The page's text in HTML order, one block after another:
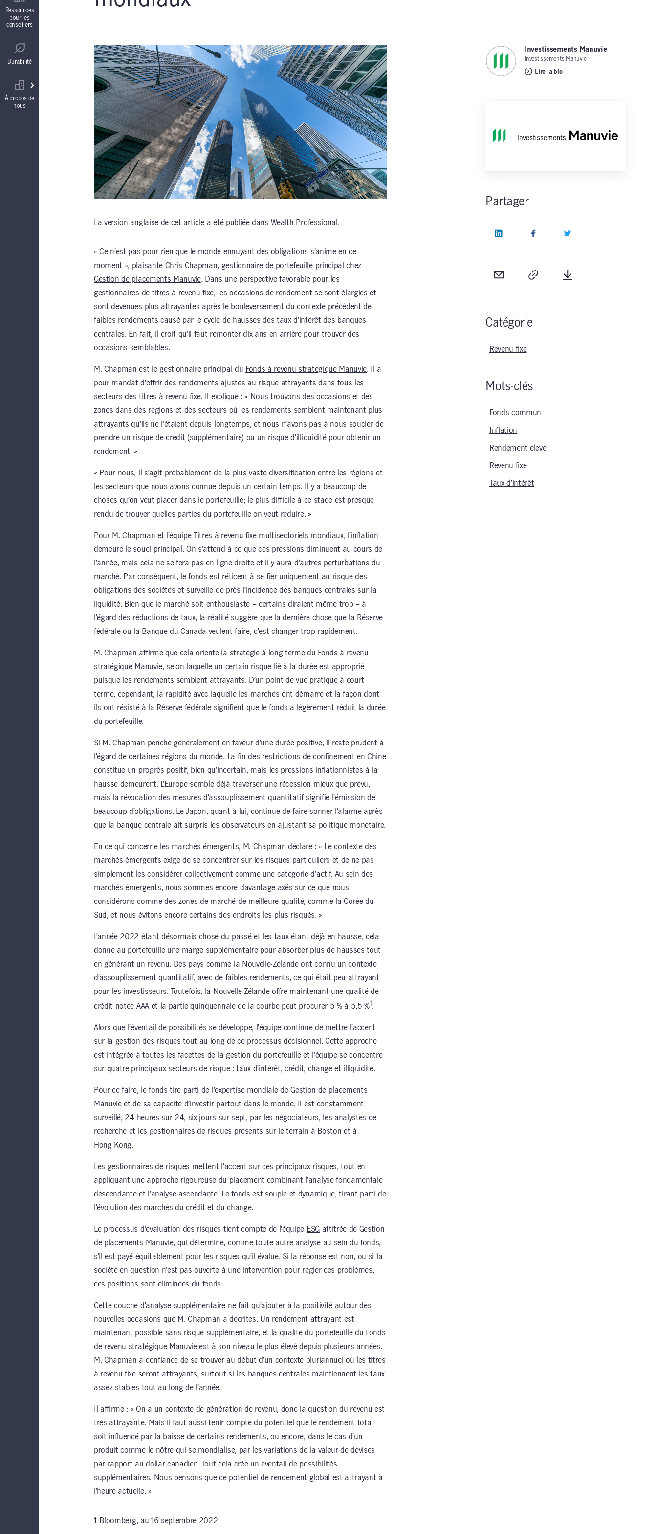
Contrats de fonds distincts
Ressources
pour les
conseillers
Votre équipe commerciale
Durabilité
À propos de
nous
La version anglaise de cet article a été publiée dans Wealth Professional .
« Ce n’est pas pour rien que le monde ennuyant des obligations s’anime en ce
moment », plaisante Chris Chapman, gestionnaire de portefeuille principal chez
Gestion de placements Manuvie. Dans une perspective favorable pour les
gestionnaires de titres à revenu fixe, les occasions de rendement se sont élargies et
sont devenues plus attrayantes après le bouleversement du contexte précédent de
faibles rendements causé par le cycle de hausses des taux d’intérêt des banques
centrales. En fait, il croit qu’il faut remonter dix ans en arrière pour trouver des
occasions semblables.
M. Chapman est le gestionnaire principal du Fonds à revenu stratégique Manuvie. Il a
pour mandat d’offrir des rendements ajustés au risque attrayants dans tous les
secteurs des titres à revenu fixe. Il explique : « Nous trouvons des occasions et des
zones dans des régions et des secteurs où les rendements semblent maintenant plus
attrayants qu’ils ne l’étaient depuis longtemps, et nous n’avons pas à nous soucier de
prendre un risque de crédit (supplémentaire) ou un risque d’illiquidité pour obtenir un
rendement. »
« Pour nous, il s’agit probablement de la plus vaste diversification entre les régions et
les secteurs que nous avons connue depuis un certain temps. Il y a beaucoup de
choses qu’on veut placer dans le portefeuille; le plus difficile à ce stade est presque
rendu de trouver quelles parties du portefeuille on veut réduire. »
Pour M. Chapman et l’équipe Titres à revenu fixe multisectoriels mondiaux, l’inflation
demeure le souci principal. On s’attend à ce que ces pressions diminuent au cours de
l’année, mais cela ne se fera pas en ligne droite et il y aura d’autres perturbations du
marché. Par conséquent, le fonds est réticent à se fier uniquement au risque des
obligations des sociétés et surveille de près l’incidence des banques centrales sur la
liquidité. Bien que le marché soit enthousiaste – certains diraient même trop – à
l’égard des réductions de taux, la réalité suggère que la dernière chose que la Réserve
fédérale ou la Banque du Canada veulent faire, c’est changer trop rapidement.
M. Chapman affirme que cela oriente la stratégie à long terme du Fonds à revenu
stratégique Manuvie, selon laquelle un certain risque lié à la durée est approprié
puisque les rendements semblent attrayants. D’un point de vue pratique à court
terme, cependant, la rapidité avec laquelle les marchés ont démarré et la façon dont
ils ont résisté à la Réserve fédérale signifient que le fonds a légèrement réduit la durée
du portefeuille.
Si M. Chapman penche généralement en faveur d’une durée positive, il reste prudent à
l’égard de certaines régions du monde. La fin des restrictions de confinement en Chine
constitue un progrès positif, bien qu’incertain, mais les pressions inflationnistes à la
hausse demeurent. L’Europe semble déjà traverser une récession mieux que prévu,
mais la révocation des mesures d’assouplissement quantitatif signifie l’émission de
beaucoup d’obligations. Le Japon, quant à lui, continue de faire sonner l’alarme après
que la banque centrale ait surpris les observateurs en ajustant sa politique monétaire.
En ce qui concerne les marchés émergents, M. Chapman déclare : « Le contexte des
marchés émergents exige de se concentrer sur les risques particuliers et de ne pas
simplement les considérer collectivement comme une catégorie d’actif. Au sein des
marchés émergents, nous sommes encore davantage axés sur ce que nous
considérons comme des zones de marché de meilleure qualité, comme la Corée du
Sud, et nous évitons encore certains des endroits les plus risqués. »
L’année 2022 étant désormais chose du passé et les taux étant déjà en hausse, cela
donne au portefeuille une marge supplémentaire pour absorber plus de hausses tout
en générant un revenu. Des pays comme la Nouvelle-Zélande ont connu un contexte
d’assouplissement quantitatif, avec de faibles rendements, ce qui était peu attrayant
pour les investisseurs. Toutefois, la Nouvelle-Zélande offre maintenant une qualité de
crédit notée AAA et la partie quinquennale de la courbe peut procurer 5 % à 5,5 %1 .
Alors que l’éventail de possibilités se développe, l’équipe continue de mettre l’accent
sur la gestion des risques tout au long de ce processus décisionnel. Cette approche
est intégrée à toutes les facettes de la gestion du portefeuille et l’équipe se concentre
sur quatre principaux secteurs de risque : taux d’intérêt, crédit, change et illiquidité.
Pour ce faire, le fonds tire parti de l’expertise mondiale de Gestion de placements
Manuvie et de sa capacité d’investir partout dans le monde. Il est constamment
surveillé, 24 heures sur 24, six jours sur sept, par les négociateurs, les analystes de
recherche et les gestionnaires de risques présents sur le terrain à Boston et à
Hong Kong.
Les gestionnaires de risques mettent l’accent sur ces principaux risques, tout en
appliquant une approche rigoureuse du placement combinant l’analyse fondamentale
descendante et l’analyse ascendante. Le fonds est souple et dynamique, tirant parti de
l’évolution des marchés du crédit et du change.
Le processus d’évaluation des risques tient compte de l’équipe ESGattitrée de Gestion
de placements Manuvie, qui détermine, comme toute autre analyse au sein du fonds,
s’il est payé équitablement pour les risques qu’il évalue. Si la réponse est non, ou si la
société en question n’est pas ouverte à une intervention pour régler ces problèmes,
ces positions sont éliminées du fonds.
Cette couche d’analyse supplémentaire ne fait qu’ajouter à la positivité autour des
nouvelles occasions que M. Chapman a décrites. Un rendement attrayant est
maintenant possible sans risque supplémentaire, et la qualité du portefeuille du Fonds
de revenu stratégique Manuvie est à son niveau le plus élevé depuis plusieurs années.
M. Chapman a confiance de se trouver au début d’un contexte pluriannuel où les titres
à revenu fixe seront attrayants, surtout si les banques centrales maintiennent les taux
assez stables tout au long de l’année.
Il affirme : « On a un contexte de génération de revenu, donc la question du revenu est
très attrayante. Mais il faut aussi tenir compte du potentiel que le rendement total
soit influencé par la baisse de certains rendements, ou encore, dans le cas d’un
produit comme le nôtre qui se mondialise, par les variations de la valeur de devises
par rapport au dollar canadien. Tout cela crée un éventail de possibilités
supplémentaires. Nous pensons que ce potentiel de rendement global est attrayant à
l’heure actuelle. »
1 Bloomberg, au 16 septembre 2022
Investissements Manuvie,
Investissements Manuvie
Lire la bio
Partager
LinkedIn Facebook
Courriel
Catégorie
Revenu fixe
Mots-clés
Fonds commun
Inflation
Rendement élevé
Revenu fixe
Taux d’intérêt